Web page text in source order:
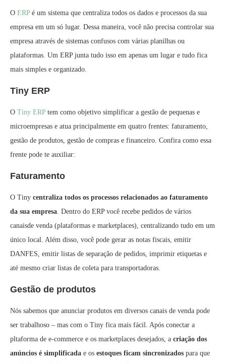
O ERP é um sistema que centraliza todos os dados e processos da sua
empresa em um só lugar. Dessa maneira, você não precisa controlar sua
empresa através de sistemas confusos com várias planilhas ou
plataformas. Um ERP junta tudo isso em apenas um lugar e tudo fica
mais simples e organizado.
Tiny ERP
O Tiny ERP tem como objetivo simplificar a gestão de pequenas e
microempresas e atua principalmente em quatro frentes: faturamento,
gestão de produtos, gestão de compras e financeiro. Confira como essa
frente pode te auxiliar:
Faturamento
O Tiny centraliza todos os processos relacionados ao faturamento
da sua empresa . Dentro do ERP você recebe pedidos de vários
canaisde venda (plataformas e marketplaces), centralizando tudo em um
único local. Além disso, você pode gerar as notas fiscais, emitir
DANFES, emitir listas de separação de pedidos, imprimir etiquetas e
até mesmo criar listas de coleta para transportadoras.
Gestão de produtos
Nós sabemos que anunciar produtos em diversos canais de venda pode
ser trabalhoso – mas com o Tiny fica mais fácil. Após conectar a
pltaforma de e-commerce e os marketplaces desejados, a criação dos
anúncios é simplificada e os estoques ficam sincronizados para que